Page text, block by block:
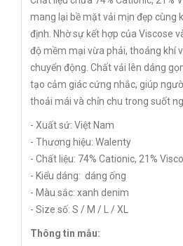
mang lại bề mặt vải mịn đẹp cùng
định. Nhờ sự kết hợp của Viscose
độ mềm mại vừa phải, thoáng khí
chuyển động. Chất vải lên dáng
tạo cảm giác cứng nhắc, giúp
thoải mái và chỉn chu trong suốt
- Xuất sứ: Việt Nam
- Thương hiệu: Walenty
- Chất liệu: 74% Cationic, 21%
- Kiểu dáng: dáng ống
- Màu sắc: xanh denim
- Size số: S / M / L / XL
Thông tin mẫu: